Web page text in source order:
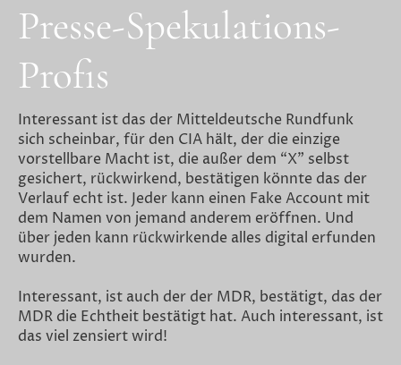
Presse-Spekulations-
Profis
Interessant ist das der Mitteldeutsche Rundfunk
sich scheinbar, für den CIA hält, der die einzige
vorstellbare Macht ist, die außer dem “X” selbst
gesichert, rückwirkend, bestätigen könnte das der
Verlauf echt ist. Jeder kann einen Fake Account mit
dem Namen von jemand anderem eröffnen. Und
über jeden kann rückwirkende alles digital erfunden
wurden.
Interessant, ist auch der der MDR, bestätigt, das der
MDR die Echtheit bestätigt hat. Auch interessant, ist
das viel zensiert wird!